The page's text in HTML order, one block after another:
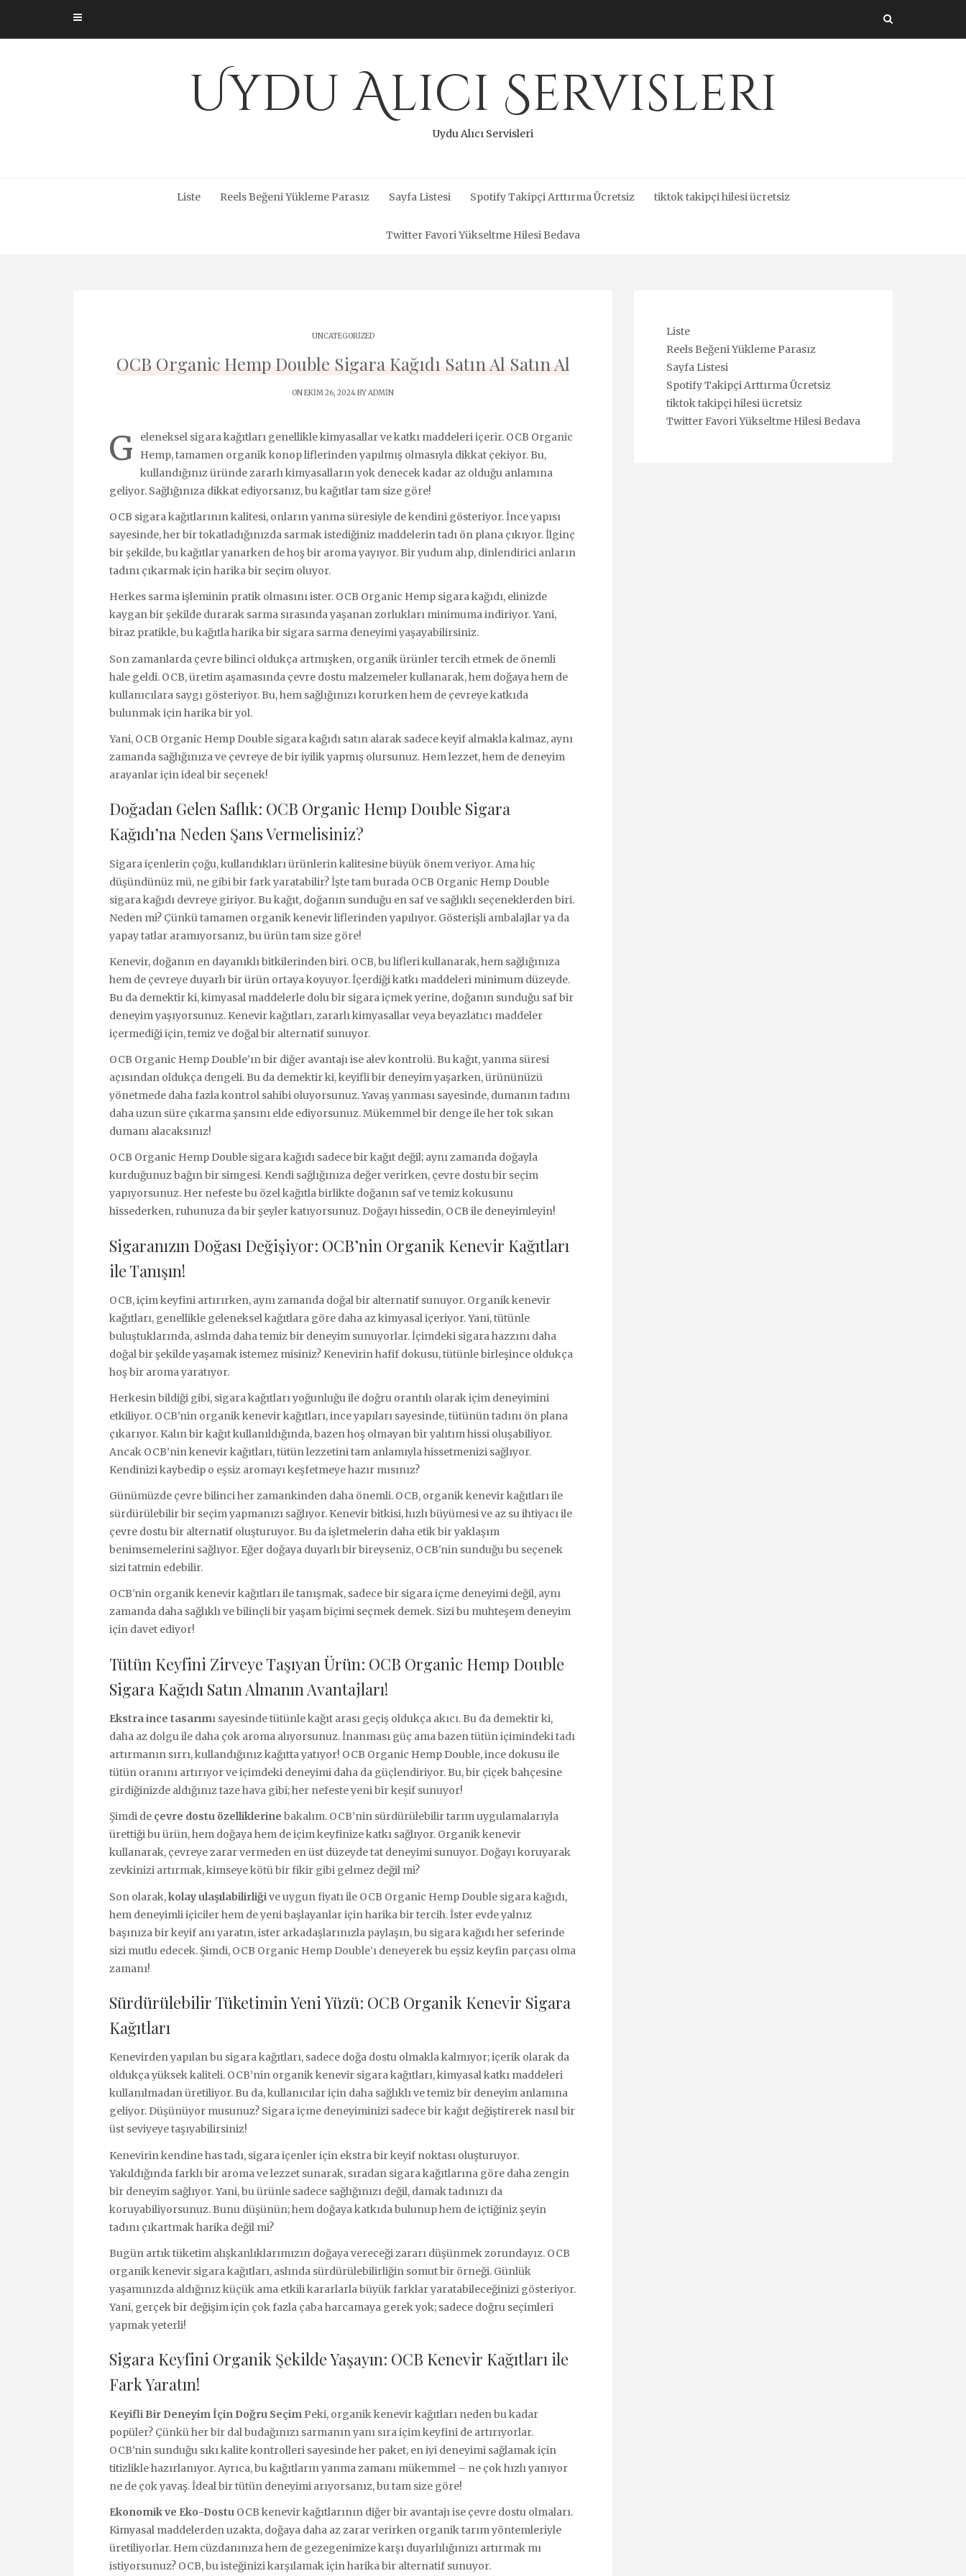
content
Uydu Alıcı Servisleri
Uydu Alıcı Servisleri
Liste Reels Beğeni Yükleme Parasız Sayfa Listesi Spotify Takipçi Arttırma Ücretsiz tiktok takipçi hilesi ücretsiz
Twitter Favori Yükseltme Hilesi Bedava
UNCATEGORIZED
OCB Organic Hemp Double Sigara Kağıdı Satın Al Satın Al
ON EKIM 26, 2024 BYADMIN
G
eleneksel sigara kağıtları genellikle kimyasallar ve katkı maddeleri içerir. OCB Organic
Hemp, tamamen organik konop liflerinden yapılmış olmasıyla dikkat çekiyor. Bu,
kullandığınız üründe zararlı kimyasalların yok denecek kadar az olduğu anlamına
geliyor. Sağlığınıza dikkat ediyorsanız, bu kağıtlar tam size göre!
OCB sigara kağıtlarının kalitesi, onların yanma süresiyle de kendini gösteriyor. İnce yapısı
sayesinde, her bir tokatladığınızda sarmak istediğiniz maddelerin tadı ön plana çıkıyor. İlginç
bir şekilde, bu kağıtlar yanarken de hoş bir aroma yayıyor. Bir yudum alıp, dinlendirici anların
tadını çıkarmak için harika bir seçim oluyor.
Herkes sarma işleminin pratik olmasını ister. OCB Organic Hemp sigara kağıdı, elinizde
kaygan bir şekilde durarak sarma sırasında yaşanan zorlukları minimuma indiriyor. Yani,
biraz pratikle, bu kağıtla harika bir sigara sarma deneyimi yaşayabilirsiniz.
Son zamanlarda çevre bilinci oldukça artmışken, organik ürünler tercih etmek de önemli
hale geldi. OCB, üretim aşamasında çevre dostu malzemeler kullanarak, hem doğaya hem de
kullanıcılara saygı gösteriyor. Bu, hem sağlığınızı korurken hem de çevreye katkıda
bulunmak için harika bir yol.
Yani, OCB Organic Hemp Double sigara kağıdı satın alarak sadece keyif almakla kalmaz, aynı
zamanda sağlığınıza ve çevreye de bir iyilik yapmış olursunuz. Hem lezzet, hem de deneyim
arayanlar için ideal bir seçenek!
Doğadan Gelen Saflık: OCB Organic Hemp Double Sigara
Kağıdı’na Neden Şans Vermelisiniz?
Sigara içenlerin çoğu, kullandıkları ürünlerin kalitesine büyük önem veriyor. Ama hiç
düşündünüz mü, ne gibi bir fark yaratabilir? İşte tam burada OCB Organic Hemp Double
sigara kağıdı devreye giriyor. Bu kağıt, doğanın sunduğu en saf ve sağlıklı seçeneklerden biri.
Neden mi? Çünkü tamamen organik kenevir liflerinden yapılıyor. Gösterişli ambalajlar ya da
yapay tatlar aramıyorsanız, bu ürün tam size göre!
Kenevir, doğanın en dayanıklı bitkilerinden biri. OCB, bu lifleri kullanarak, hem sağlığınıza
hem de çevreye duyarlı bir ürün ortaya koyuyor. İçerdiği katkı maddeleri minimum düzeyde.
Bu da demektir ki, kimyasal maddelerle dolu bir sigara içmek yerine, doğanın sunduğu saf bir
deneyim yaşıyorsunuz. Kenevir kağıtları, zararlı kimyasallar veya beyazlatıcı maddeler
içermediği için, temiz ve doğal bir alternatif sunuyor.
OCB Organic Hemp Double’ın bir diğer avantajı ise alev kontrolü. Bu kağıt, yanma süresi
açısından oldukça dengeli. Bu da demektir ki, keyifli bir deneyim yaşarken, ürününüzü
yönetmede daha fazla kontrol sahibi oluyorsunuz. Yavaş yanması sayesinde, dumanın tadını
daha uzun süre çıkarma şansını elde ediyorsunuz. Mükemmel bir denge ile her tok sıkan
dumanı alacaksınız!
OCB Organic Hemp Double sigara kağıdı sadece bir kağıt değil; aynı zamanda doğayla
kurduğunuz bağın bir simgesi. Kendi sağlığınıza değer verirken, çevre dostu bir seçim
yapıyorsunuz. Her nefeste bu özel kağıtla birlikte doğanın saf ve temiz kokusunu
hissederken, ruhunuza da bir şeyler katıyorsunuz. Doğayı hissedin, OCB ile deneyimleyin!
Sigaranızın Doğası Değişiyor: OCB’nin Organik Kenevir Kağıtları
ile Tanışın!
OCB, içim keyfini artırırken, aynı zamanda doğal bir alternatif sunuyor. Organik kenevir
kağıtları, genellikle geleneksel kağıtlara göre daha az kimyasal içeriyor. Yani, tütünle
buluştuklarında, aslında daha temiz bir deneyim sunuyorlar. İçimdeki sigara hazzını daha
doğal bir şekilde yaşamak istemez misiniz? Kenevirin hafif dokusu, tütünle birleşince oldukça
hoş bir aroma yaratıyor.
Herkesin bildiği gibi, sigara kağıtları yoğunluğu ile doğru orantılı olarak içim deneyimini
etkiliyor. OCB'nin organik kenevir kağıtları, ince yapıları sayesinde, tütünün tadını ön plana
çıkarıyor. Kalın bir kağıt kullanıldığında, bazen hoş olmayan bir yalıtım hissi oluşabiliyor.
Ancak OCB’nin kenevir kağıtları, tütün lezzetini tam anlamıyla hissetmenizi sağlıyor.
Kendinizi kaybedip o eşsiz aromayı keşfetmeye hazır mısınız?
Günümüzde çevre bilinci her zamankinden daha önemli. OCB, organik kenevir kağıtları ile
sürdürülebilir bir seçim yapmanızı sağlıyor. Kenevir bitkisi, hızlı büyümesi ve az su ihtiyacı ile
çevre dostu bir alternatif oluşturuyor. Bu da işletmelerin daha etik bir yaklaşım
benimsemelerini sağlıyor. Eğer doğaya duyarlı bir bireyseniz, OCB'nin sunduğu bu seçenek
sizi tatmin edebilir.
OCB'nin organik kenevir kağıtları ile tanışmak, sadece bir sigara içme deneyimi değil, aynı
zamanda daha sağlıklı ve bilinçli bir yaşam biçimi seçmek demek. Sizi bu muhteşem deneyim
için davet ediyor!
Tütün Keyfini Zirveye Taşıyan Ürün: OCB Organic Hemp Double
Sigara Kağıdı Satın Almanın Avantajları!
Ekstra ince tasarımı sayesinde tütünle kağıt arası geçiş oldukça akıcı. Bu da demektir ki,
daha az dolgu ile daha çok aroma alıyorsunuz. İnanması güç ama bazen tütün içimindeki tadı
artırmanın sırrı, kullandığınız kağıtta yatıyor! OCB Organic Hemp Double, ince dokusu ile
tütün oranını artırıyor ve içimdeki deneyimi daha da güçlendiriyor. Bu, bir çiçek bahçesine
girdiğinizde aldığınız taze hava gibi; her nefeste yeni bir keşif sunuyor!
Şimdi de çevre dostu özelliklerine bakalım. OCB’nin sürdürülebilir tarım uygulamalarıyla
ürettiği bu ürün, hem doğaya hem de içim keyfinize katkı sağlıyor. Organik kenevir
kullanarak, çevreye zarar vermeden en üst düzeyde tat deneyimi sunuyor. Doğayı koruyarak
zevkinizi artırmak, kimseye kötü bir fikir gibi gelmez değil mi?
Son olarak,kolay ulaşılabilirliğive uygun fiyatı ile OCB Organic Hemp Double sigara kağıdı,
hem deneyimli içiciler hem de yeni başlayanlar için harika bir tercih. İster evde yalnız
başınıza bir keyif anı yaratın, ister arkadaşlarınızla paylaşın, bu sigara kağıdı her seferinde
sizi mutlu edecek. Şimdi, OCB Organic Hemp Double’ı deneyerek bu eşsiz keyfin parçası olma
zamanı!
Sürdürülebilir Tüketimin Yeni Yüzü: OCB Organik Kenevir Sigara
Kağıtları
Kenevirden yapılan bu sigara kağıtları, sadece doğa dostu olmakla kalmıyor; içerik olarak da
oldukça yüksek kaliteli. OCB’nin organik kenevir sigara kağıtları, kimyasal katkı maddeleri
kullanılmadan üretiliyor. Bu da, kullanıcılar için daha sağlıklı ve temiz bir deneyim anlamına
geliyor. Düşünüyor musunuz? Sigara içme deneyiminizi sadece bir kağıt değiştirerek nasıl bir
üst seviyeye taşıyabilirsiniz!
Kenevirin kendine has tadı, sigara içenler için ekstra bir keyif noktası oluşturuyor.
Yakıldığında farklı bir aroma ve lezzet sunarak, sıradan sigara kağıtlarına göre daha zengin
bir deneyim sağlıyor. Yani, bu ürünle sadece sağlığınızı değil, damak tadınızı da
koruyabiliyorsunuz. Bunu düşünün; hem doğaya katkıda bulunup hem de içtiğiniz şeyin
tadını çıkartmak harika değil mi?
Bugün artık tüketim alışkanlıklarımızın doğaya vereceği zararı düşünmek zorundayız. OCB
organik kenevir sigara kağıtları, aslında sürdürülebilirliğin somut bir örneği. Günlük
yaşamınızda aldığınız küçük ama etkili kararlarla büyük farklar yaratabileceğinizi gösteriyor.
Yani, gerçek bir değişim için çok fazla çaba harcamaya gerek yok; sadece doğru seçimleri
yapmak yeterli!
Sigara Keyfini Organik Şekilde Yaşayın: OCB Kenevir Kağıtları ile
Fark Yaratın!
Keyifli Bir Deneyim İçin Doğru Seçim Peki, organik kenevir kağıtları neden bu kadar
popüler? Çünkü her bir dal budağınızı sarmanın yanı sıra içim keyfini de artırıyorlar.
OCB'nin sunduğu sıkı kalite kontrolleri sayesinde her paket, en iyi deneyimi sağlamak için
titizlikle hazırlanıyor. Ayrıca, bu kağıtların yanma zamanı mükemmel – ne çok hızlı yanıyor
ne de çok yavaş. İdeal bir tütün deneyimi arıyorsanız, bu tam size göre!
Ekonomik ve Eko-Dostu OCB kenevir kağıtlarının diğer bir avantajı ise çevre dostu olmaları.
Kimyasal maddelerden uzakta, doğaya daha az zarar verirken organik tarım yöntemleriyle
üretiliyorlar. Hem cüzdanınıza hem de gezegenimize karşı duyarlılığınızı artırmak mı
istiyorsunuz? OCB, bu isteğinizi karşılamak için harika bir alternatif sunuyor.
Liste
Reels Beğeni Yükleme Parasız
Sayfa Listesi
Spotify Takipçi Arttırma Ücretsiz
tiktok takipçi hilesi ücretsiz
Twitter Favori Yükseltme Hilesi Bedava